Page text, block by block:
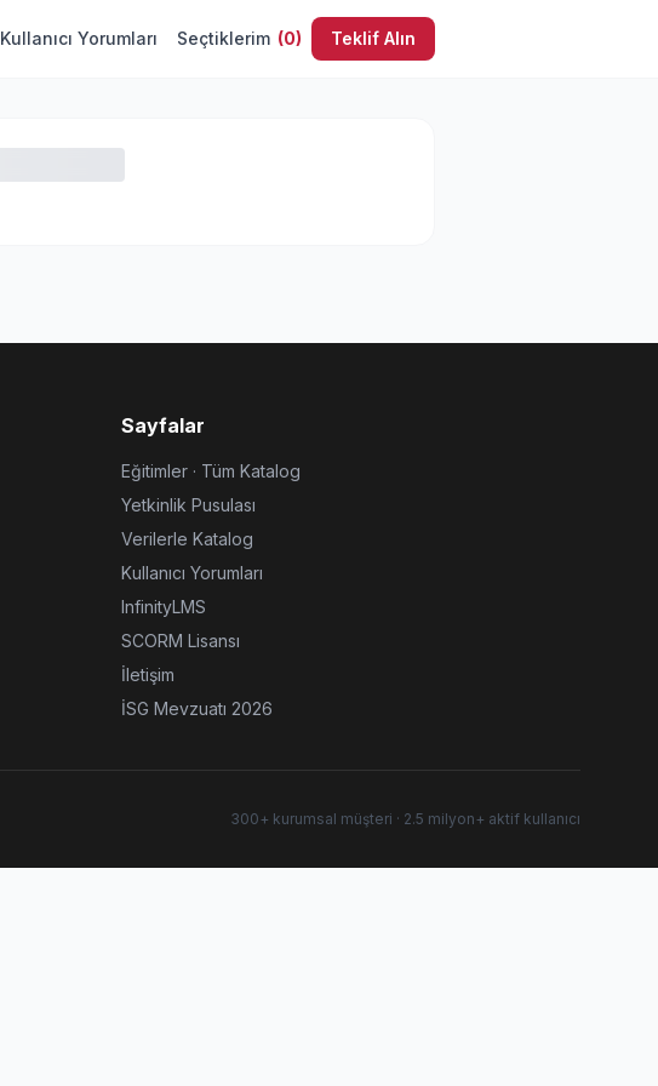
Kullanıcı Yorumları Seçtiklerim (0) Teklif Alın
Sayfalar
Eğitimler · Tüm Katalog
Yetkinlik Pusulası
Verilerle Katalog
Kullanıcı Yorumları
InfinityLMS
SCORM Lisansı
İletişim
İSG Mevzuatı 2026
300+ kurumsal müşteri · 2.5 milyon+ aktif kullanıcı